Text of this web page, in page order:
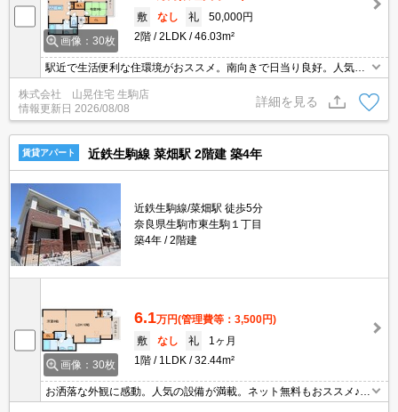
画像：30枚
敷
なし 礼
50,000円
2階
2LDK 46.03m²
駅近で生活便利な住環境がおススメ。南向きで日当り良好。人気の
ターキッチンも明るく開放感がありお料理も楽しくなりますね♪全戸
角部屋。南向きバルコニーで明るく快適。 カードキーでセキュリテ
ィ安心！
株式会社 山晃住宅 生駒店
情報更新日 2026/08/08
詳細を見る
賃貸アパート 近鉄生駒線 菜畑駅 2階建 築4年
近鉄生駒線/菜畑駅 徒歩5分
奈良県生駒市東生駒１丁目
築4年
2階建
画像：30枚
6.1万円(管理費等：3,500円)
敷
なし 礼
1ヶ月
1階
1LDK 32.44m²
お洒落な外観に感動。人気の設備が満載。ネット無料もおススメ♪イ